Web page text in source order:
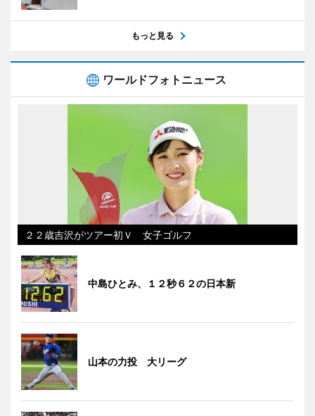
もっと見る
ワールドフォトニュース
２２歳吉沢がツアー初Ｖ 女子ゴルフ
中島ひとみ、１２秒６２の日本新
山本の力投 大リーグ